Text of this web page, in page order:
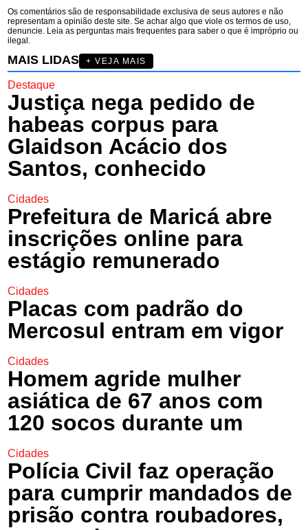
Os comentários são de responsabilidade exclusiva de seus autores e não
representam a opinião deste site. Se achar algo que viole os termos de uso,
denuncie. Leia as perguntas mais frequentes para saber o que é impróprio ou
ilegal.
MAIS LIDAS + VEJA MAIS
Destaque
Justiça nega pedido de
habeas corpus para
Glaidson Acácio dos
Santos, conhecido
Cidades
Prefeitura de Maricá abre
inscrições online para
estágio remunerado
Cidades
Placas com padrão do
Mercosul entram em vigor
Cidades
Homem agride mulher
asiática de 67 anos com
120 socos durante um
Cidades
Polícia Civil faz operação
para cumprir mandados de
prisão contra roubadores,